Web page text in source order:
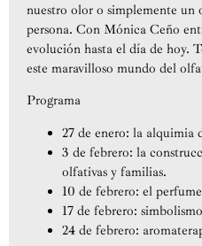
nuestro olor o simplemente
persona. Con Mónica Ceño
evolución hasta el día de hoy.
este maravilloso mundo del
Programa
27 de enero: la alquimia
3 de febrero: la
olfativas y familias.
10 de febrero: el
17 de febrero:
24 de febrero: